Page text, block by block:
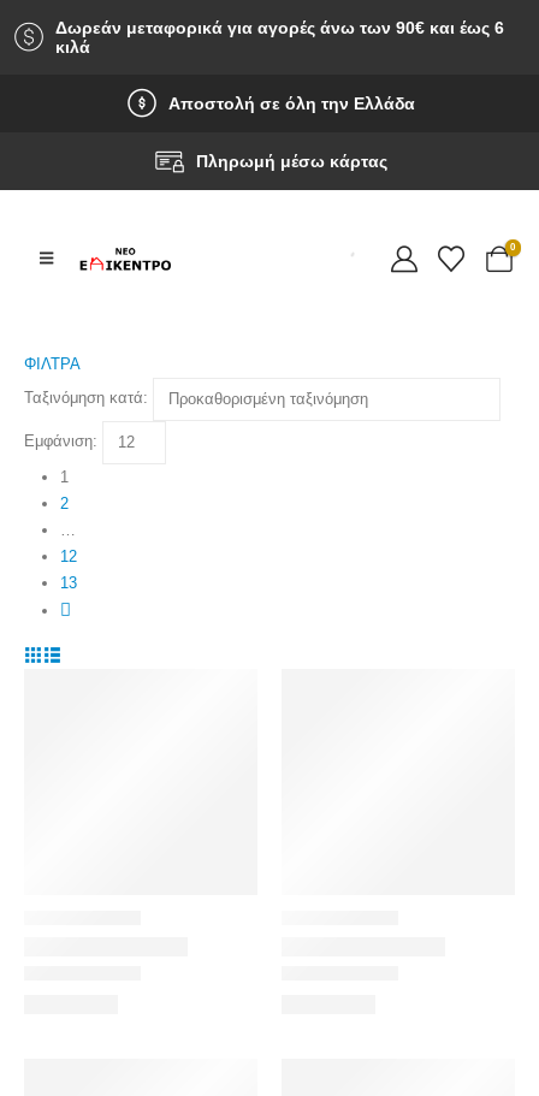
Δωρεάν μεταφορικά για αγορές άνω των 90‎€ και έως 6
κιλά
Αποστολή σε όλη την Ελλάδα
Πληρωμή μέσω κάρτας
0
ΦΙΛΤΡΑ
Ταξινόμηση κατά:
Εμφάνιση:
1
2
…
12
13